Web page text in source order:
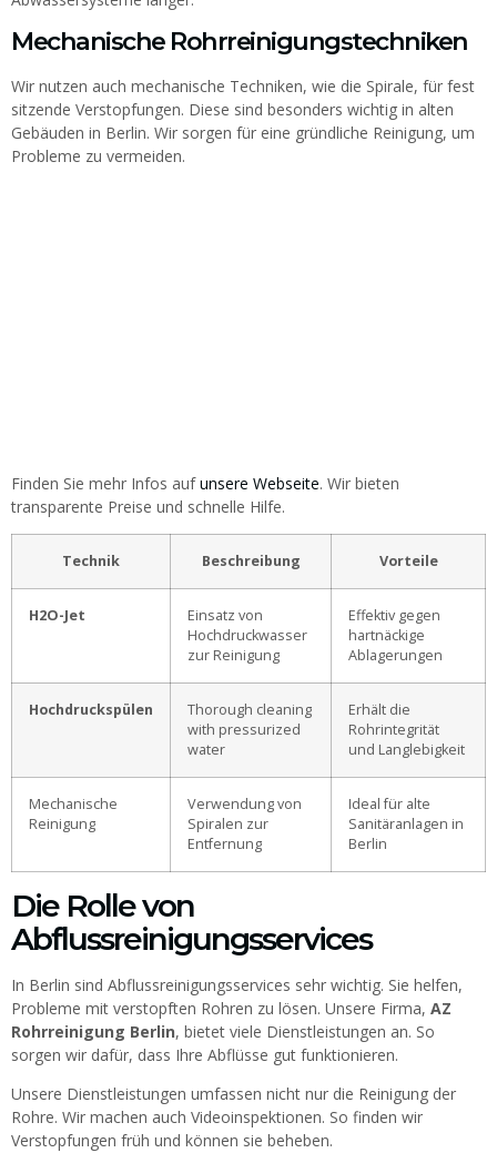
Mechanische Rohrreinigungstechniken
Wir nutzen auch mechanische Techniken, wie die Spirale, für fest
sitzende Verstopfungen. Diese sind besonders wichtig in alten
Gebäuden in Berlin. Wir sorgen für eine gründliche Reinigung, um
Probleme zu vermeiden.
Finden Sie mehr Infos aufunsere Webseite. Wir bieten
transparente Preise und schnelle Hilfe.
Technik Beschreibung Vorteile
H2O-Jet
Einsatz von
Hochdruckwasser
zur Reinigung
Effektiv gegen
hartnäckige
Ablagerungen
Hochdruckspülen
Thorough cleaning
with pressurized
water
Erhält die
Rohrintegrität
und Langlebigkeit
Mechanische
Reinigung
Verwendung von
Spiralen zur
Entfernung
Ideal für alte
Sanitäranlagen in
Berlin
Die Rolle von
Abflussreinigungsservices
In Berlin sind Abflussreinigungsservices sehr wichtig. Sie helfen,
Probleme mit verstopften Rohren zu lösen. Unsere Firma, AZ
Rohrreinigung Berlin, bietet viele Dienstleistungen an. So
sorgen wir dafür, dass Ihre Abflüsse gut funktionieren.
Unsere Dienstleistungen umfassen nicht nur die Reinigung der
Rohre. Wir machen auch Videoinspektionen. So finden wir
Verstopfungen früh und können sie beheben.